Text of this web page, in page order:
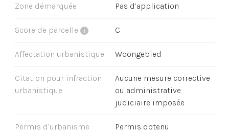
Zone démarquée Pas d’application
Score de parcelle C
Affectation urbanistique Woongebied
Citation pour infraction
urbanistique
Aucune mesure corrective
ou administrative
judiciaire imposée
Permis d’urbanisme Permis obtenu